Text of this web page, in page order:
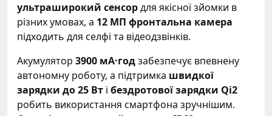
ультраширокий сенсордля якісної зйомки в
різних умовах, а 12 МП фронтальна камера
підходить для селфі та відеодзвінків.
Акумулятор 3900 мА·годзабезпечує впевнену
автономну роботу, а підтримка швидкої
зарядки до 25 Вт і бездротової зарядки Qi2
робить використання смартфона зручнішим.